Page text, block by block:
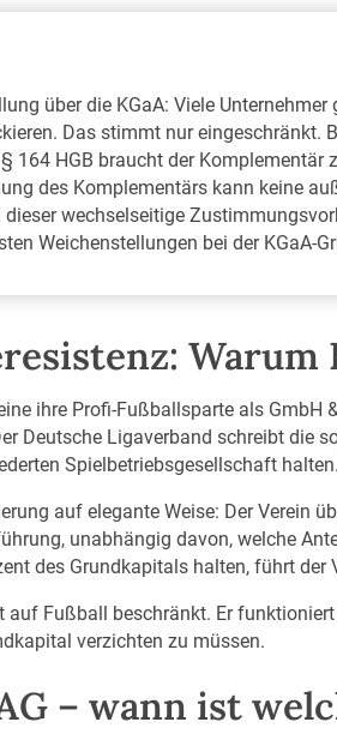
über die KGaA: Viele
Das stimmt nur
164 HGB braucht der
des Komplementärs kann keine
dieser wechselseitige
Weichenstellungen bei der KGaA-
ihre Profi-Fußballsparte als
Deutsche Ligaverband schreibt die
Spielbetriebsgesellschaft halten.
auf elegante Weise: Der
unabhängig davon, welche
des Grundkapitals halten, führt der
Fußball beschränkt. Er
verzichten zu müssen.
– wann ist